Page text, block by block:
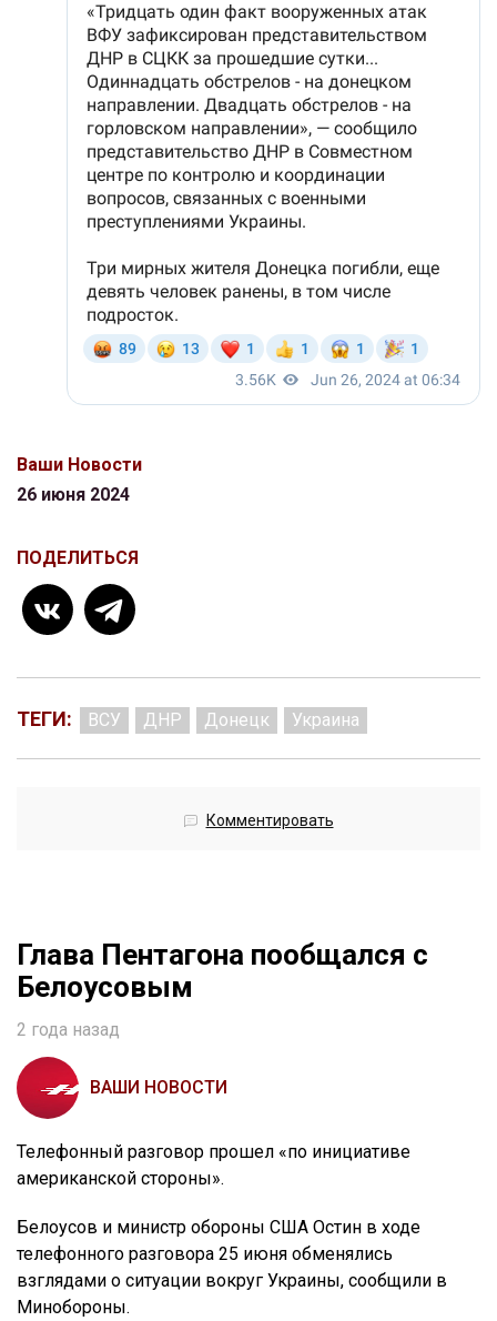
Ваши Новости
26 июня 2024
ПОДЕЛИТЬСЯ
ТЕГИ: ВСУ ДНР Донецк Украина
Комментировать
Глава Пентагона пообщался с
Белоусовым
2 года назад
ВАШИ НОВОСТИ
Телефонный разговор прошел «по инициативе
американской стороны».
Белоусов и министр обороны США Остин в ходе
телефонного разговора 25 июня обменялись
взглядами о ситуации вокруг Украины, сообщили в
Минобороны.